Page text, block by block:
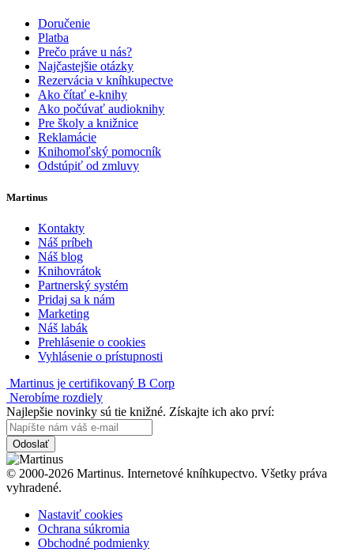
Doručenie
Platba
Prečo práve u nás?
Najčastejšie otázky
Rezervácia v kníhkupectve
Ako čítať e-knihy
Ako počúvať audioknihy
Pre školy a knižnice
Reklamácie
Knihomoľský pomocník
Odstúpiť od zmluvy
Martinus
Kontakty
Náš príbeh
Náš blog
Knihovrátok
Partnerský systém
Pridaj sa k nám
Marketing
Náš labák
Prehlásenie o cookies
Vyhlásenie o prístupnosti
Martinus je certifikovaný B Corp
Nerobíme rozdiely
Najlepšie novinky sú tie knižné. Získajte ich ako prví:
Odoslať
© 2000-2026 Martinus. Internetové kníhkupectvo. Všetky práva
vyhradené.
Nastaviť cookies
Ochrana súkromia
Obchodné podmienky